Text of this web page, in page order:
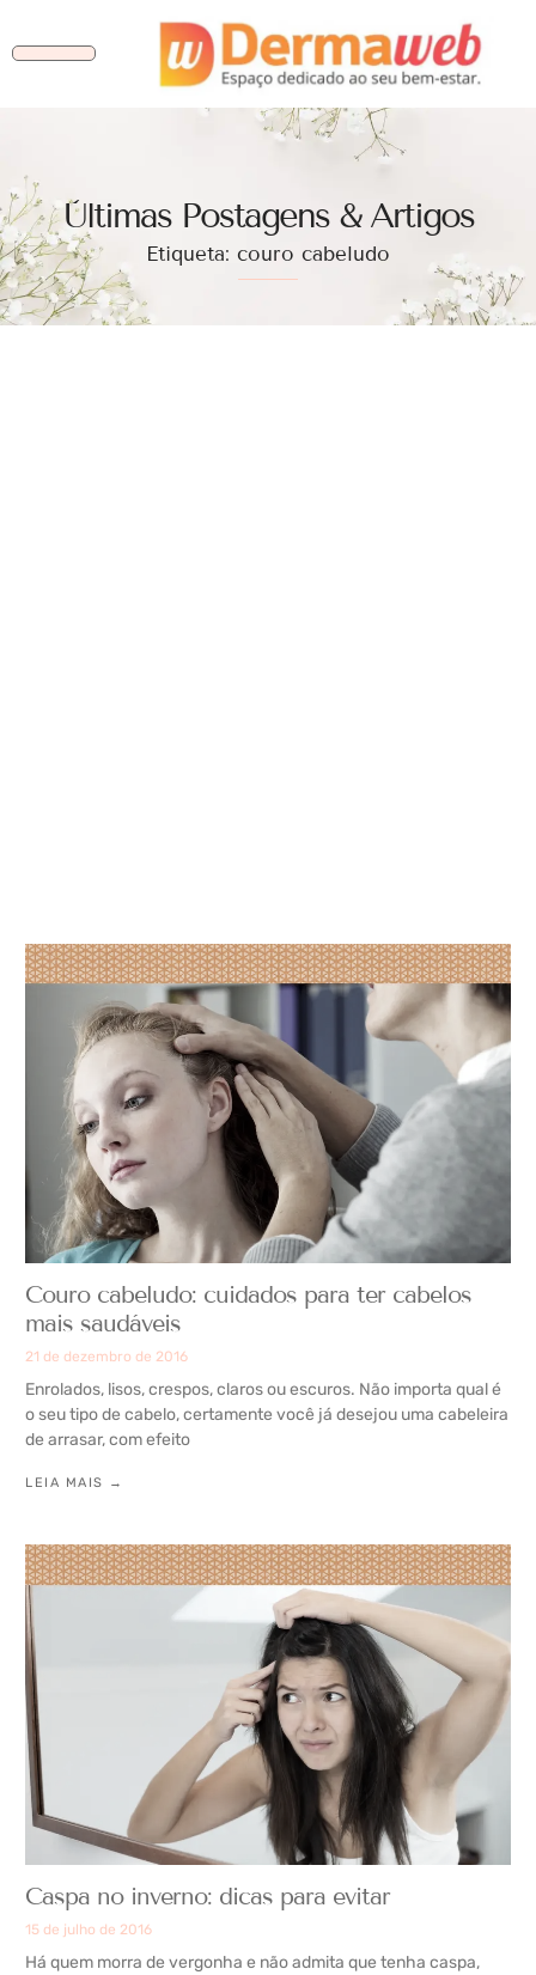
Ùltimas Postagens & Artigos
Etiqueta: couro cabeludo
Couro cabeludo: cuidados para ter cabelos
mais saudáveis
21 de dezembro de 2016
Enrolados, lisos, crespos, claros ou escuros. Não importa qual é
o seu tipo de cabelo, certamente você já desejou uma cabeleira
de arrasar, com efeito
LEIA MAIS →
Caspa no inverno: dicas para evitar
15 de julho de 2016
Há quem morra de vergonha e não admita que tenha caspa,